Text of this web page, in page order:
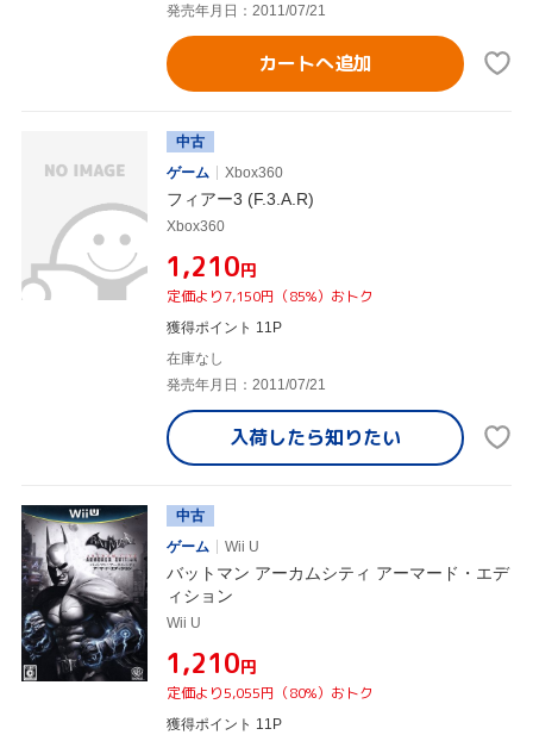
発売年月日：2011/07/21
カートへ追加
中古
ゲーム
Xbox360
フィアー3 (F.3.A.R)
Xbox360
¥1,210円
定価より7,150円（85%）おトク
獲得ポイント 11P
在庫なし
発売年月日：2011/07/21
入荷したら知りたい
中古
ゲーム
Wii U
バットマン アーカムシティ アーマード・エデ
ィション
Wii U
¥1,210円
定価より5,055円（80%）おトク
獲得ポイント 11P